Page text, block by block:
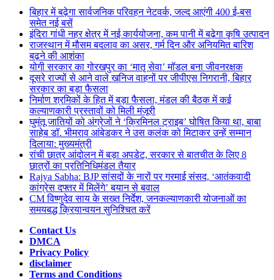
बिहार में बढ़ेगा सार्वजनिक परिवहन नेटवर्क, जल्द आएंगी 400 ई-बस
समेत नई बसें
इंदिरा गांधी नहर क्षेत्र में नई कार्ययोजना, कम पानी में बढ़ेगा कृषि उत्पादन
राजस्थान में मौसम बदलाव का असर, गर्म दिन और अनियमित बारिश
बढ़ने की आशंका
योगी सरकार का गोरखपुर का ‘मातृ सेवा’ मॉडल बना जीवनरक्षक
दूसरे राज्यों से आने वाले खनिज वाहनों पर जीपीएस निगरानी, बिहार
सरकार का बड़ा फैसला
निर्माण श्रमिकों के हित में बड़ा फैसला, मंडल की बैठक में कई
कल्याणकारी प्रस्तावों को मिली मंजूरी
घुमंतू जातियों को अंग्रेजों ने ‘क्रिमिनल ट्राइब’ घोषित किया था, बाबा
साहेब डॉ. भीमराव आंबेडकर ने उस कलंक को मिटाकर उन्हें सम्मान
दिलाया: मुख्यमंत्री
रांची छात्र आंदोलन में बड़ा अपडेट, सरकार से बातचीत के लिए 8
छात्रों का प्रतिनिधिमंडल तैयार
Rajya Sabha: BJP सांसदों के नारों पर गरमाई संसद, ‘आतंकवादी
कांग्रेस दफ्तर में मिलेंगे’ बयान से बवाल
CM विष्णुदेव साय के सख्त निर्देश, जनकल्याणकारी योजनाओं का
समयबद्ध क्रियान्वयन सुनिश्चित करें
Contact Us
DMCA
Privacy Policy
disclaimer
Terms and Conditions